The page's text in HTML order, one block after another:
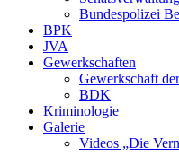
Bundespolizei
BPK
JVA
Gewerkschaften
Gewerkschaft
BDK
Kriminologie
Galerie
Videos „Die